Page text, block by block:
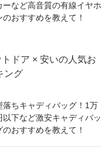
ーなど高音質の有線イヤホ
のおすすめを教えて！
ドア × 安いの人気お
ング
落ちキャディバッグ！1万
以下など激安キャディバッ
のおすすめを教えて！